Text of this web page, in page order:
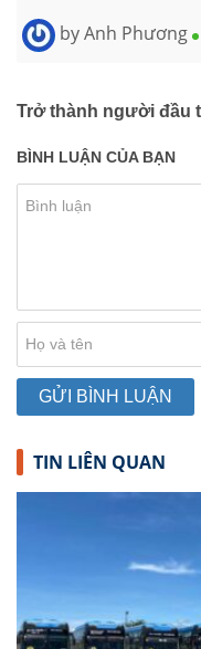
byAnh Phương
Trở thành người đầu
BÌNH LUẬN CỦA BẠN
TIN LIÊN QUAN